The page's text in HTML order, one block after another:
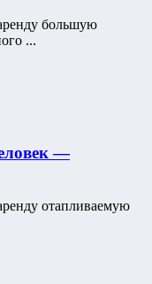
большую
...
—
отапливаемую